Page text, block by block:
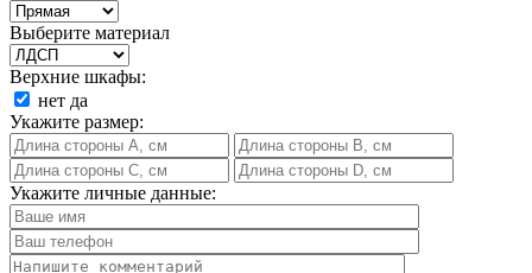
Выберите материал
Верхние шкафы:
нет да
Укажите размер:
Укажите личные данные: